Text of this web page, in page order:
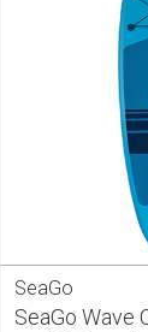
SeaGo
SeaGo Wave